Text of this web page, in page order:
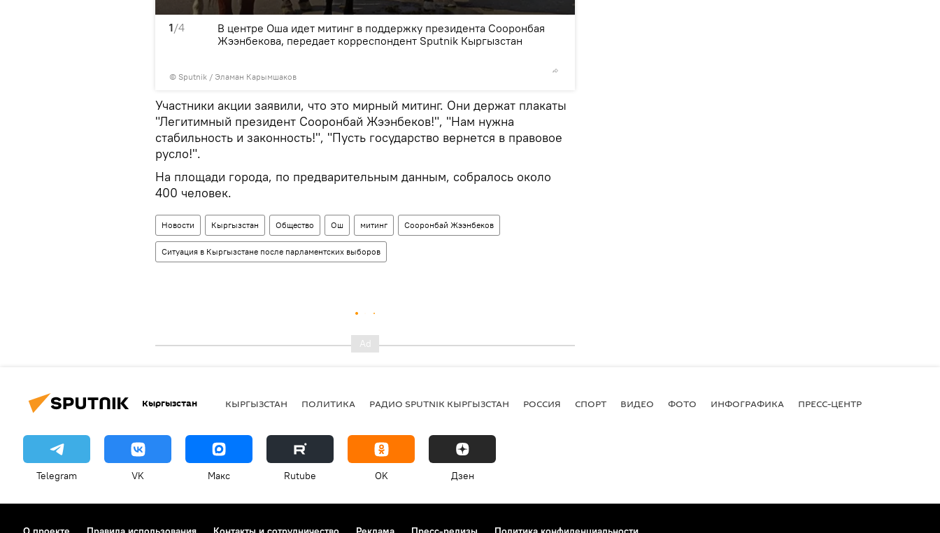
1/4
© Sputnik / Эламан Карымшаков
В центре Оша идет митинг в поддержку президента Сооронбая
Жээнбекова, передает корреспондент Sputnik Кыргызстан
Участники акции заявили, что это мирный митинг. Они держат плакаты
"Легитимный президент Сооронбай Жээнбеков!", "Нам нужна
стабильность и законность!", "Пусть государство вернется в правовое
русло!".
На площади города, по предварительным данным, собралось около
400 человек.
Новости Кыргызстан Общество Ош митинг Сооронбай Жээнбеков
Ситуация в Кыргызстане после парламентских выборов
Кыргызстан КЫРГЫЗСТАН ПОЛИТИКА РАДИО SPUTNIK КЫРГЫЗСТАН РОССИЯ СПОРТ ВИДЕО ФОТО ИНФОГРАФИКА ПРЕСС-ЦЕНТР
Telegram VK Макс Rutube OK Дзен